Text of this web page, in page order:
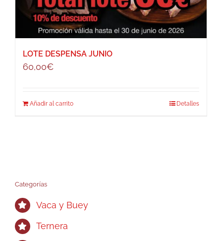
LOTE DESPENSA JUNIO
60,00€
Añadir al carrito Detalles
Categorías
Vaca y Buey
Ternera